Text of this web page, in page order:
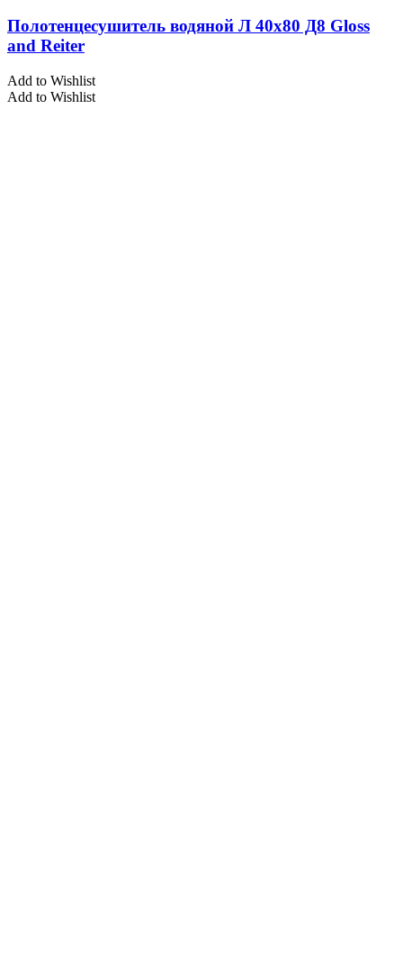
Полотенцесушитель водяной Л 40х80 Д8 Gloss
and Reiter
Add to Wishlist
Add to Wishlist